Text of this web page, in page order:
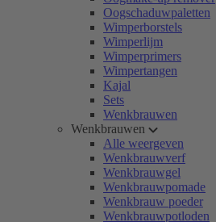
Oogschaduwpaletten
Wimperborstels
Wimperlijm
Wimperprimers
Wimpertangen
Kajal
Sets
Wenkbrauwen
Wenkbrauwen
Alle weergeven
Wenkbrauwverf
Wenkbrauwgel
Wenkbrauwpomade
Wenkbrauw poeder
Wenkbrauwpotloden